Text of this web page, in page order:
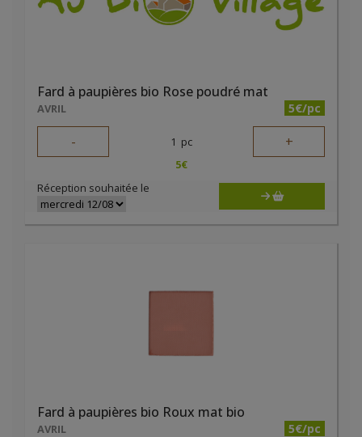
Fard à paupières bio Rose poudré mat
AVRIL 5€/pc
- 1 pc +
5€
Réception souhaitée le
Fard à paupières bio Roux mat bio
AVRIL 5€/pc